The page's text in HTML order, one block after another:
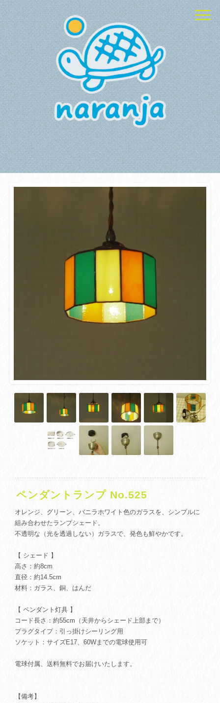
ペンダントランプ No.525
オレンジ、グリーン、バニラホワイト色のガラスを、シンプルに
組み合わせたランプシェード。
不透明な（光を透過しない）ガラスで、発色も鮮やかです。
【 シェード 】
高さ：約8cm
直径：約14.5cm
材料：ガラス、銅、はんだ
【 ペンダント灯具 】
コード長さ：約55cm（天井からシェード上部まで）
プラグタイプ：引っ掛けシーリング用
ソケット：サイズE17、60Wまでの電球使用可
電球付属、送料無料でお届けいたします。
【備考】